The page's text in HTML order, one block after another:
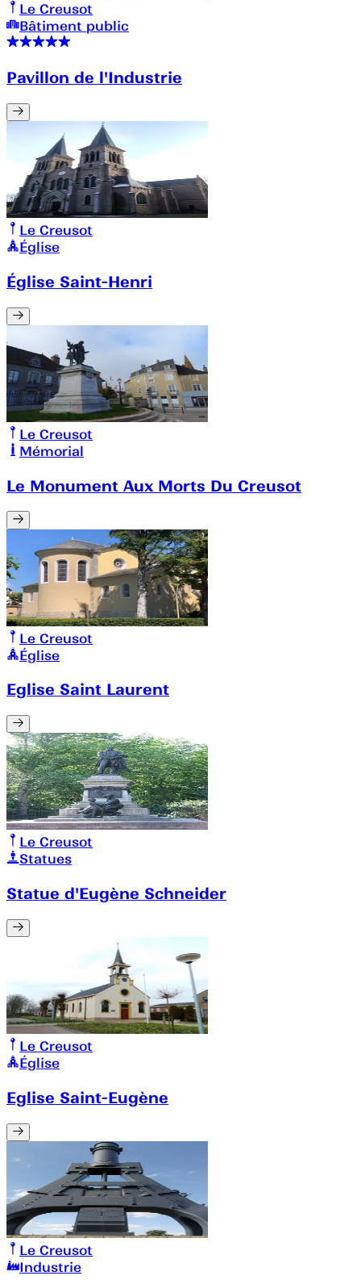
Le Creusot
Bâtiment public
Pavillon de l'Industrie
Le Creusot
Église
Église Saint-Henri
Le Creusot
Mémorial
Le Monument Aux Morts Du Creusot
Le Creusot
Église
Eglise Saint Laurent
Le Creusot
Statues
Statue d'Eugène Schneider
Le Creusot
Église
Eglise Saint-Eugène
Le Creusot
Industrie